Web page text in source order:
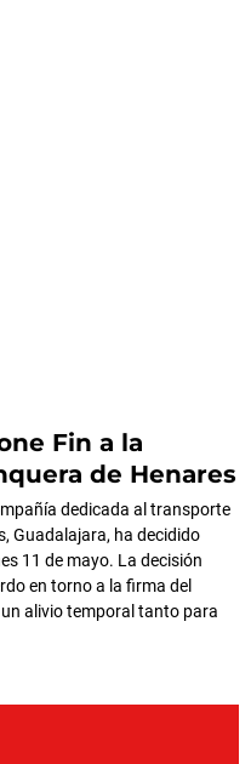
Fin a la
de Henares
dedicada al transporte
Guadalajara, ha decidido
11 de mayo. La decisión
en torno a la firma del
alivio temporal tanto para